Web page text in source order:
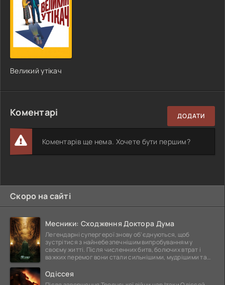
Великий утікач
Коментарі ДОДАТИ
Коментарів ще нема. Хочете бути першим?
Скоро на сайті
Месники: Сходження Доктора Дума
Легендарні супергерої знову об'єднуються, щоб
зустрітися з найнебезпечнішим випробуванням у
своєму житті. Після численних битв, болючих втрат і
важких перемог вони стали сильнішими, мудрішими та
Одіссея